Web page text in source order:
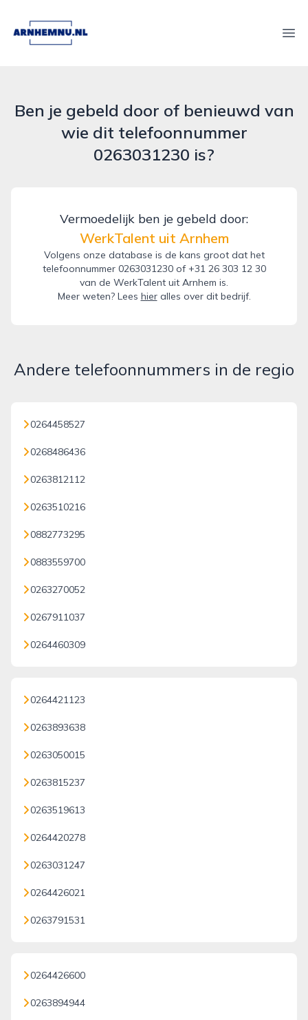
arnhemnu.nl
Ben je gebeld door of benieuwd van
wie dit telefoonnummer
0263031230 is?
Vermoedelijk ben je gebeld door:
WerkTalent uit Arnhem
Volgens onze database is de kans groot dat het
telefoonnummer 0263031230 of +31 26 303 12 30
van de WerkTalent uit Arnhem is.
Meer weten? Lees hieralles over dit bedrijf.
Andere telefoonnummers in de regio
0264458527
0268486436
0263812112
0263510216
0882773295
0883559700
0263270052
0267911037
0264460309
0264421123
0263893638
0263050015
0263815237
0263519613
0264420278
0263031247
0264426021
0263791531
0264426600
0263894944